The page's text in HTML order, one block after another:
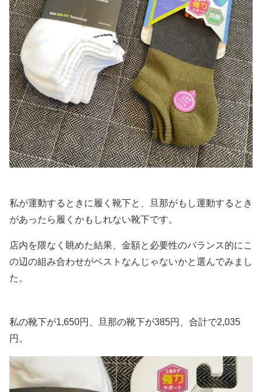
私が運動するときに履く靴下と、旦那がもし運動するとき
があったら履くかもしれない靴下です。
店内を隈なく眺めた結果、金額と必要性のバランス的にこ
の辺の組み合わせがベストなんじゃないかと選んでみまし
た。
私の靴下が1,650円、旦那の靴下が385円、合計で2,035
円。